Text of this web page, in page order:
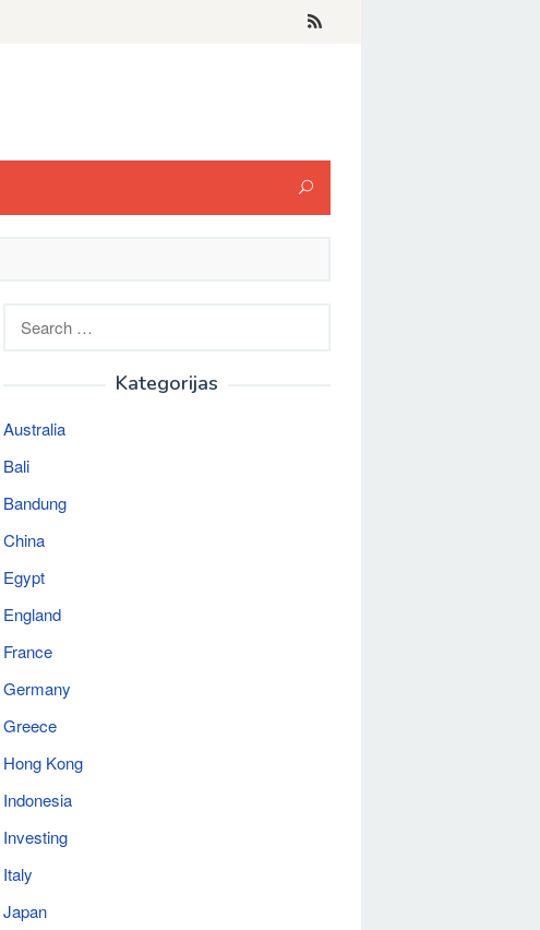
Kategorijas
Australia
Bali
Bandung
China
Egypt
England
France
Germany
Greece
Hong Kong
Indonesia
Investing
Italy
Japan